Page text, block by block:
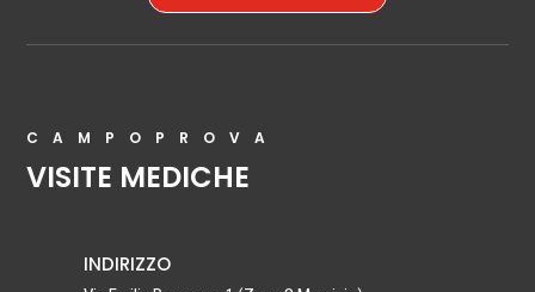
CAMPOPROVA
VISITE MEDICHE
INDIRIZZO